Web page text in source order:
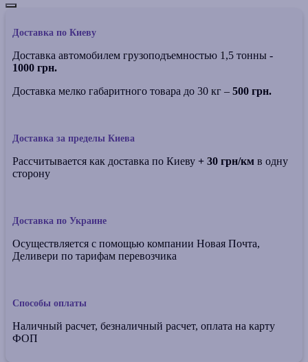
Доставка по Киеву
Доставка автомобилем грузоподъемностью 1,5 тонны -
1000 грн.
Доставка мелко габаритного товара до 30 кг – 500 грн.
Доставка за пределы Киева
Рассчитывается как доставка по Киеву + 30 грн/км в одну
сторону
Доставка по Украине
Осуществляется с помощью компании Новая Почта,
Деливери по тарифам перевозчика
Способы оплаты
Наличный расчет, безналичный расчет, оплата на карту
ФОП